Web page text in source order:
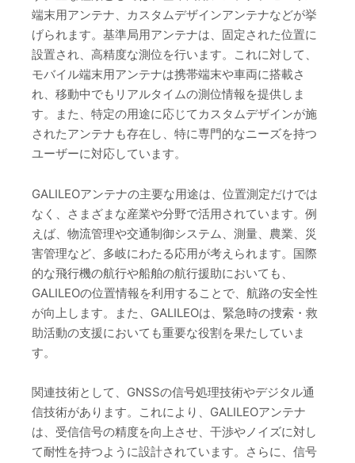
端末用アンテナ、カスタムデザインアンテナなどが挙
げられます。基準局用アンテナは、固定された位置に
設置され、高精度な測位を行います。これに対して、
モバイル端末用アンテナは携帯端末や車両に搭載さ
れ、移動中でもリアルタイムの測位情報を提供しま
す。また、特定の用途に応じてカスタムデザインが施
されたアンテナも存在し、特に専門的なニーズを持つ
ユーザーに対応しています。
GALILEOアンテナの主要な用途は、位置測定だけでは
なく、さまざまな産業や分野で活用されています。例
えば、物流管理や交通制御システム、測量、農業、災
害管理など、多岐にわたる応用が考えられます。国際
的な飛行機の航行や船舶の航行援助においても、
GALILEOの位置情報を利用することで、航路の安全性
が向上します。また、GALILEOは、緊急時の捜索・救
助活動の支援においても重要な役割を果たしていま
す。
関連技術として、GNSSの信号処理技術やデジタル通
信技術があります。これにより、GALILEOアンテナ
は、受信信号の精度を向上させ、干渉やノイズに対し
て耐性を持つように設計されています。さらに、信号